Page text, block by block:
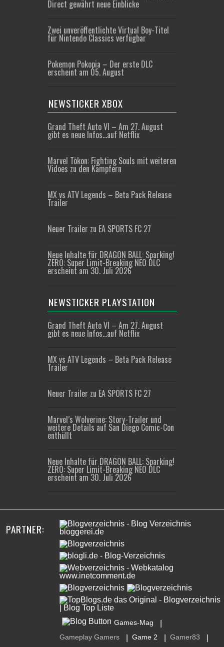
Direct gewährt neue Einblicke
Zwei unveröffentlichte Virtual Boy-Titel
für Nintendo Classics verfügbar
Pokemon Pokopia – Der erste DLC
erscheint am 05. August
NEWSTICKER XBOX
Grand Theft Auto VI – Am 27. August
gibt es neue Infos…auf Netflix
Marvel Tōkon: Fighting Souls mit weiteren
Vidoes zu den Kämpfern
MX vs ATV Legends – Beta Pack Release
Trailer
Neuer Trailer zu EA SPORTS FC 27
Neue Inhalte für DRAGON BALL: Sparking!
ZERO: Super Limit-Breaking NEO DLC
erscheint am 30. Juli 2026
NEWSTICKER PLAYSTATION
Grand Theft Auto VI – Am 27. August
gibt es neue Infos…auf Netflix
MX vs ATV Legends – Beta Pack Release
Trailer
Neuer Trailer zu EA SPORTS FC 27
Marvel’s Wolverine: Story-Trailer und
weitere Details auf San Diego Comic-Con
enthüllt
Neue Inhalte für DRAGON BALL: Sparking!
ZERO: Super Limit-Breaking NEO DLC
erscheint am 30. Juli 2026
PARTNER:
Games-Mag
Gameplay Gamers Game 2 Gamer83